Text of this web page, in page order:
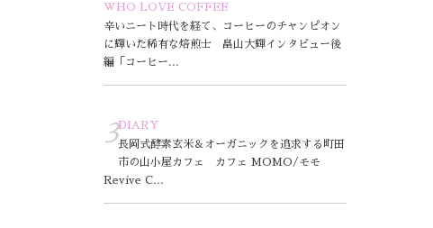
WHO LOVE COFFEE
辛いニート時代を経て、コーヒーのチャンピオン
に輝いた稀有な焙煎士 畠山大輝インタビュー後
編「コーヒー...
DIARY
長岡式酵素玄米＆オーガニックを追求する町田
市の山小屋カフェ カフェ MOMO/モモ
Revive C...